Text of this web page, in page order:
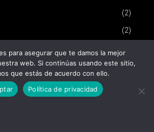
(2)
(2)
para asegurar que te damos la mejor
web. Si continúas usando este sitio,
que estás de acuerdo con ello.
Política de privacidad